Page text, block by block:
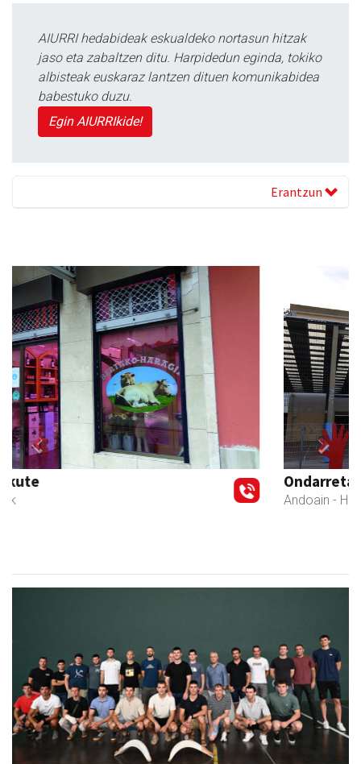
AIURRI hedabideak eskualdeko nortasun hitzak
jaso eta zabaltzen ditu. Harpidedun eginda, tokiko
albisteak euskaraz lantzen dituen komunikabidea
babestuko duzu.
Egin AIURRIkide!
Erantzun
Ondarreta Ikastetxea
Andoain
Previous Next